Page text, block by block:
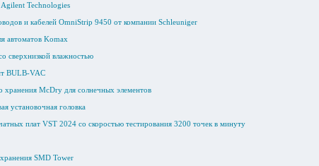
Technologies
и кабелей OmniStrip 9450 от компании Schleuniger
автоматов Komax
сверхнизкой влажностью
BULB-VAC
McDry для солнечных элементов
установочная головка
плат VST 2024 со скоростью тестирования 3200 точек в минуту
SMD Tower